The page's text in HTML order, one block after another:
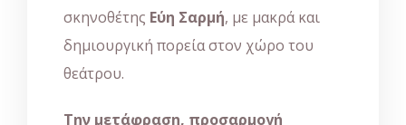
σκηνοθέτης Εύη Σαρμή, με μακρά και
δημιουργική πορεία στον χώρο του
θεάτρου.
Την μετάφραση, προσαρμογή